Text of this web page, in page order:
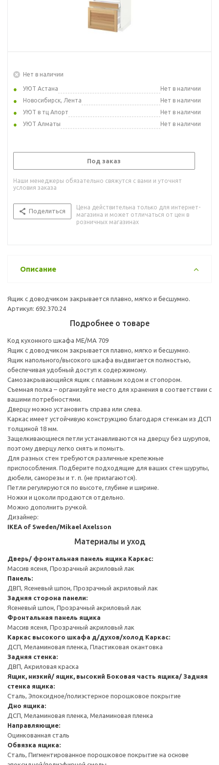
Нет в наличии
УЮТ Астана
Нет в наличии
Новосибирск, Лента
Нет в наличии
УЮТ в тц Апорт
Нет в наличии
УЮТ Алматы
Нет в наличии
Под заказ
Наши менеджеры обязательно свяжутся с вами и уточнят
условия заказа
Поделиться
Цена действительна только для интернет-
магазина и может отличаться от цен в
розничных магазинах
Описание
Ящик с доводчиком закрывается плавно, мягко и бесшумно.
Артикул: 692.370.24
Подробнее о товаре
Код кухонного шкафа ME/MA 709
Ящик с доводчиком закрывается плавно, мягко и бесшумно.
Ящик напольного/высокого шкафа выдвигается полностью,
обеспечивая удобный доступ к содержимому.
Cамозакрывающийся ящик с плавным ходом и стопором.
Съемная полка – организуйте место для хранения в соответствии с
вашими потребностями.
Дверцу можно установить справа или слева.
Каркас имеет устойчивую конструкцию благодаря стенкам из ДСП
толщиной 18 мм.
Защелкивающиеся петли устанавливаются на дверцу без шурупов,
поэтому дверцу легко снять и помыть.
Для разных стен требуются различные крепежные
приспособления. Подберите подходящие для ваших стен шурупы,
дюбели, саморезы и т. п. (не прилагаются).
Петли регулируются по высоте, глубине и ширине.
Ножки и цоколи продаются отдельно.
Можно дополнить ручкой.
Дизайнер:
IKEA of Sweden/Mikael Axelsson
Материалы и уход
Дверь/ фронтальная панель ящика Каркас:
Массив ясеня, Прозрачный акриловый лак
Панель:
ДВП, Ясеневый шпон, Прозрачный акриловый лак
Задняя сторона панели:
Ясеневый шпон, Прозрачный акриловый лак
Фронтальная панель ящика
Массив ясеня, Прозрачный акриловый лак
Каркас высокого шкафа д/духов/холод Каркас:
ДСП, Меламиновая пленка, Пластиковая окантовка
Задняя стенка:
ДВП, Акриловая краска
Ящик, низкий/ ящик, высокий Боковая часть ящика/ Задняя
стенка ящика:
Сталь, Эпоксидное/полиэстерное порошковое покрытие
Дно ящика:
ДСП, Меламиновая пленка, Меламиновая пленка
Направляющие:
Оцинкованная сталь
Обвязка ящика:
Сталь, Пигментированное порошковое покрытие на основе